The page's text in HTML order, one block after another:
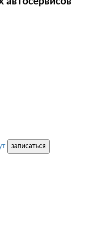
записаться